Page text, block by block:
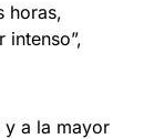
horas,
intenso”,
y a la mayor